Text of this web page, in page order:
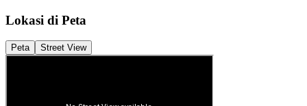
Lokasi di Peta
Peta Street View